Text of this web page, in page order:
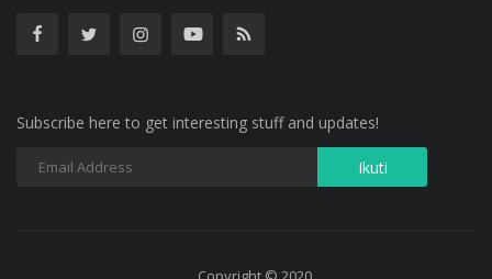
Subscribe here to get interesting stuff and updates!